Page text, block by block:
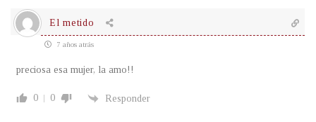
El metido
7 años atrás
preciosa esa mujer, la amo!!
0 0 Responder